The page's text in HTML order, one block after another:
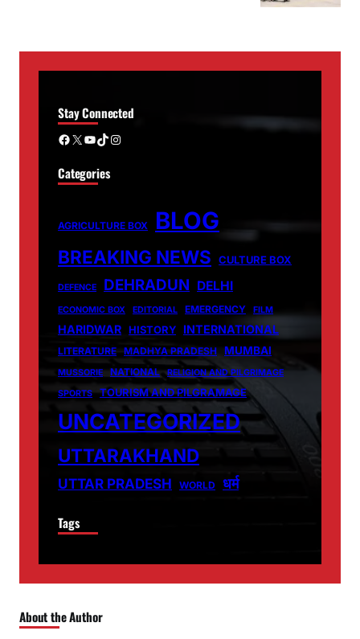
Stay Connected
Facebook X YouTube TikTok Instagram
Categories
AGRICULTURE BOX BLOG
BREAKING NEWS CULTURE BOX
DEFENCE DEHRADUN DELHI
ECONOMIC BOX EDITORIAL EMERGENCY FILM
HARIDWAR HISTORY INTERNATIONAL
LITERATURE MADHYA PRADESH MUMBAI
MUSSORIE NATIONAL
RELIGION AND PILGRIMAGE
SPORTS
TOURISM AND PILGRAMAGE
UNCATEGORIZED
UTTARAKHAND
UTTAR PRADESH WORLD धर्म
Tags
About the Author